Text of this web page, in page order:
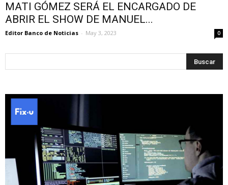
MATI GÓMEZ SERÁ EL ENCARGADO DE
ABRIR EL SHOW DE MANUEL...
Editor Banco de Noticias - May 3, 2023 0